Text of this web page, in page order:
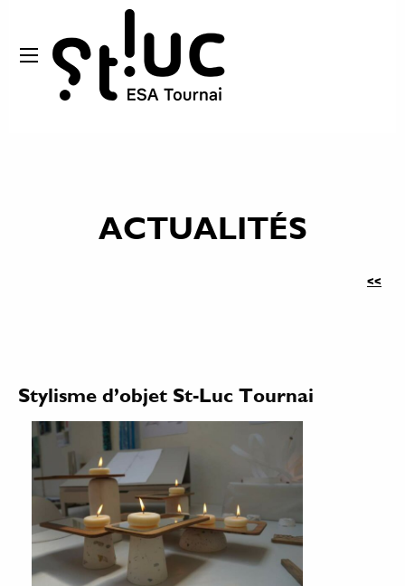
ACTUALITÉS
<<
Stylisme d’objet St-Luc Tournai